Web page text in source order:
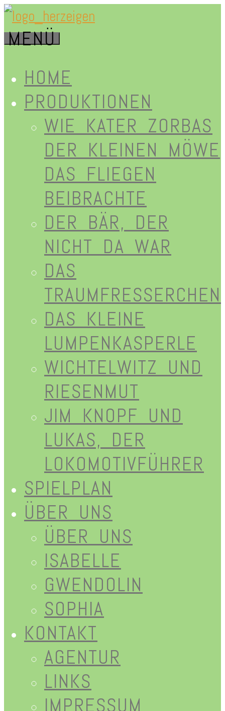
Zum
Inhalt
herz-
eigen.de
MENÜ
HOME
PRODUKTIONEN
WIE KATER ZORBAS
DER KLEINEN MÖWE
DAS FLIEGEN
BEIBRACHTE
DER BÄR, DER
NICHT DA WAR
DAS
TRAUMFRESSERCHEN
DAS KLEINE
LUMPENKASPERLE
WICHTELWITZ UND
RIESENMUT
JIM KNOPF UND
LUKAS, DER
LOKOMOTIVFÜHRER
SPIELPLAN
ÜBER UNS
ÜBER UNS
ISABELLE
GWENDOLIN
SOPHIA
KONTAKT
AGENTUR
LINKS
IMPRESSUM